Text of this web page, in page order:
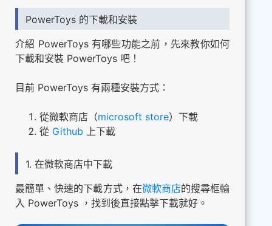
PowerToys 的下載和安裝
介紹 PowerToys 有哪些功能之前，先來教你如何
下載和安裝 PowerToys 吧！
目前 PowerToys 有兩種安裝方式：
從微軟商店（microsoft store）下載
從 Github 上下載
1. 在微軟商店中下載
最簡單、快速的下載方式，在微軟商店的搜尋框輸
入 PowerToys ，找到後直接點擊下載就好。